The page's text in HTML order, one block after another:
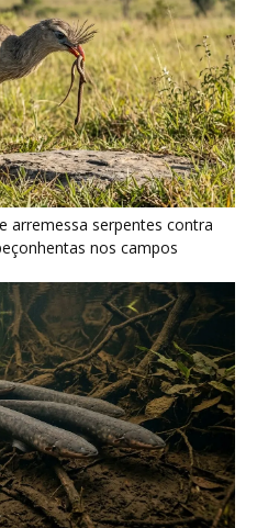
em grupo para
cardumes de peixes